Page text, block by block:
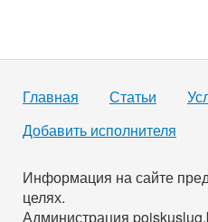
Главная Статьи
Добавить исполнителя
Информация на сайте
целях.
Администрация